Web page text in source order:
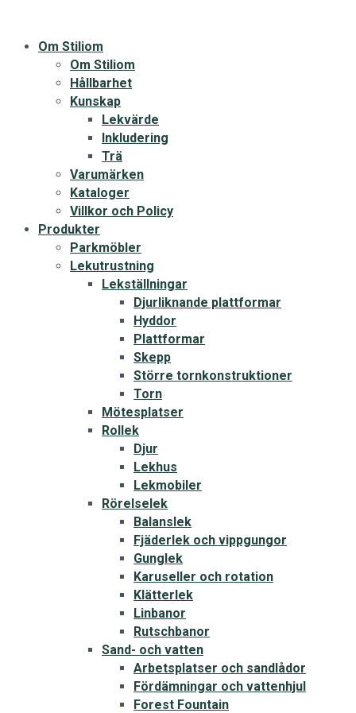
Om Stiliom
Om Stiliom
Hållbarhet
Kunskap
Lekvärde
Inkludering
Trä
Varumärken
Kataloger
Villkor och Policy
Produkter
Parkmöbler
Lekutrustning
Lekställningar
Djurliknande plattformar
Hyddor
Plattformar
Skepp
Större tornkonstruktioner
Torn
Mötesplatser
Rollek
Djur
Lekhus
Lekmobiler
Rörelselek
Balanslek
Fjäderlek och vippgungor
Gunglek
Karuseller och rotation
Klätterlek
Linbanor
Rutschbanor
Sand- och vatten
Arbetsplatser och sandlådor
Fördämningar och vattenhjul
Forest Fountain